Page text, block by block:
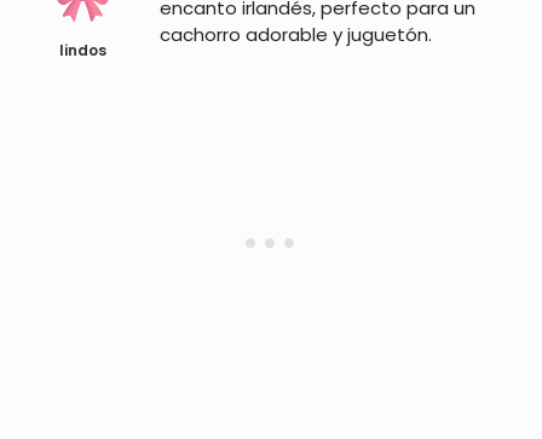
lindos
encanto irlandés, perfecto para un
cachorro adorable y juguetón.